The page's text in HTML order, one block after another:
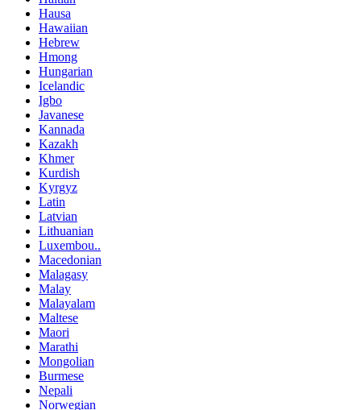
Hausa
Hawaiian
Hebrew
Hmong
Hungarian
Icelandic
Igbo
Javanese
Kannada
Kazakh
Khmer
Kurdish
Kyrgyz
Latin
Latvian
Lithuanian
Luxembou..
Macedonian
Malagasy
Malay
Malayalam
Maltese
Maori
Marathi
Mongolian
Burmese
Nepali
Norwegian